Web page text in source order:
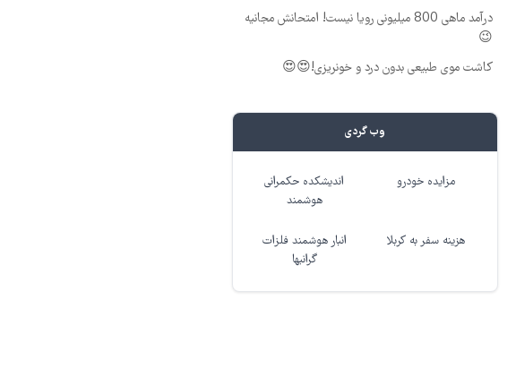
درآمد ماهی 800 میلیونی رویا نیست! امتحانش مجانیه
😉
کاشت موی طبیعی بدون درد و خونریزی!😍😍
وب گردی
مزایده خودرو
اندیشکده حکمرانی
هوشمند
هزینه سفر به کربلا
انبار هوشمند فلزات
گرانبها